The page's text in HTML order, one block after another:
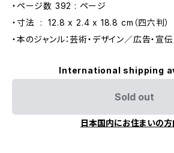
・ページ数 ‏ : 392ページ
・寸法 ‏ : ‎ 12.8 x 2.4 x 18.8 cm（四六判）
・本のジャンル：芸術・デザイン／広告・宣
International shipping
Sold out
日本国内にお住まいの方